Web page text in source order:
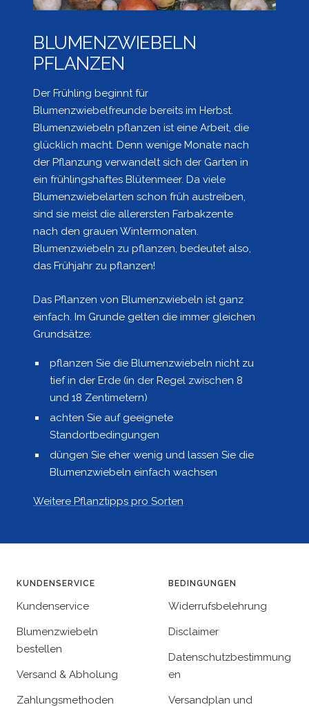
BLUMENZWIEBELN
PFLANZEN
Der Frühling beginnt für
Blumenzwiebelfreunde bereits im Herbst.
Blumenzwiebeln pflanzen ist eine Arbeit, die
glücklich macht. Denn wenige Monate nach
der Pflanzung verwandelt sich der Garten in
ein frühlingshaftes Blütenmeer. Da viele
Blumenzwiebelarten schon früh austreiben,
sind sie meist die allerersten Farbakzente
nach den grauen Wintermonaten.
Blumenzwiebeln zu pflanzen, bedeutet also,
das Frühjahr zu pflanzen!
Das Pflanzen von Blumenzwiebeln ist ganz
einfach. Im Grunde gelten die immer gleichen
Grundsätze:
pflanzen Sie die Blumenzwiebeln nicht zu
tief in der Erde (in der Regel zwischen 8
und 18 Zentimetern)
achten Sie auf geeignete
Standortbedingungen
düngen Sie eher wenig und lassen Sie die
Blumenzwiebeln einfach wachsen
Weitere Pflanztipps pro Sorten
KUNDENSERVICE
Kundenservice
Blumenzwiebeln
bestellen
Versand & Abholung
Zahlungsmethoden
BEDINGUNGEN
Widerrufsbelehrung
Disclaimer
Datenschutzbestimmung
en
Versandplan und